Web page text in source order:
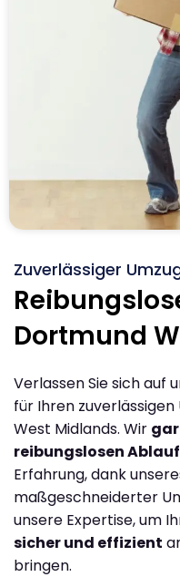
Zuverlässiger
Dortmund
Verlassen Sie sich auf
für Ihren
West Midlands. Wir
reibungslosen Ablauf
Erfahrung, dank
maßgeschneiderter
unsere Expertise, um
sicher und effizient
bringen.